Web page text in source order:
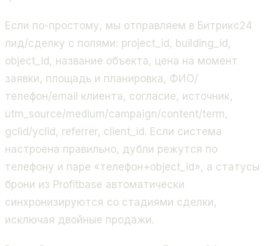
Если по-простому, мы отправляем в Битрикс24
лид/сделку с полями: project_id, building_id,
object_id, название объекта, цена на момент
заявки, площадь и планировка, ФИО/
телефон/email клиента, согласие, источник,
utm_source/medium/campaign/content/term,
gclid/yclid, referrer, client_id. Если система
настроена правильно, дубли режутся по
телефону и паре «телефон+object_id», а статусы
брони из Profitbase автоматически
синхронизируются со стадиями сделки,
исключая двойные продажи.